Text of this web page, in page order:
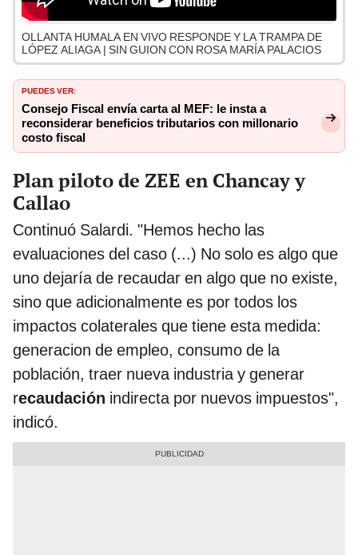
OLLANTA HUMALA EN VIVO RESPONDE Y LA TRAMPA DE
LÓPEZ ALIAGA | SIN GUION CON ROSA MARÍA PALACIOS
PUEDES VER:
Consejo Fiscal envía carta al MEF: le insta a
reconsiderar beneficios tributarios con millonario
costo fiscal
Plan piloto de ZEE en Chancay y
Callao
Continuó Salardi. "Hemos hecho las
evaluaciones del caso (...) No solo es algo que
uno dejaría de recaudar en algo que no existe,
sino que adicionalmente es por todos los
impactos colaterales que tiene esta medida:
generacion de empleo, consumo de la
población, traer nueva industria y generar
recaudación indirecta por nuevos impuestos",
indicó.